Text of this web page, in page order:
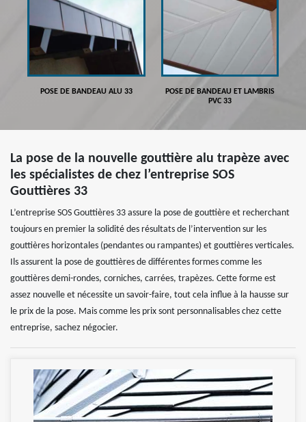
POSE DE BANDEAU ALU 33
POSE DE BANDEAU ET LAMBRIS
PVC 33
La pose de la nouvelle gouttière alu trapèze avec
les spécialistes de chez l’entreprise SOS
Gouttières 33
L’entreprise SOS Gouttières 33 assure la pose de gouttière et recherchant
toujours en premier la solidité des résultats de l’intervention sur les
gouttières horizontales (pendantes ou rampantes) et gouttières verticales.
Ils assurent la pose de gouttières de différentes formes comme les
gouttières demi-rondes, corniches, carrées, trapèzes. Cette forme est
assez nouvelle et nécessite un savoir-faire, tout cela influe à la hausse sur
le prix de la pose. Mais comme les prix sont personnalisables chez cette
entreprise, sachez négocier.